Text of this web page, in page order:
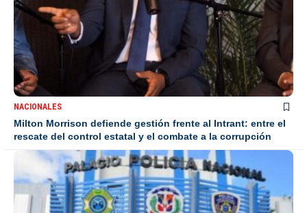
NACIONALES
Milton Morrison defiende gestión frente al Intrant: entre el
rescate del control estatal y el combate a la corrupción